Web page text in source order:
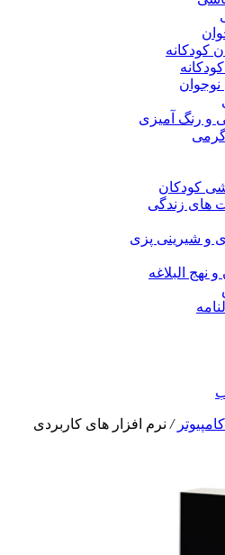
کودکانه
و رنگ آمیزی
کودکان
های زندگی
و شیرینی پزی
نهج البلاغه
/ نرم افزار های کاربردی